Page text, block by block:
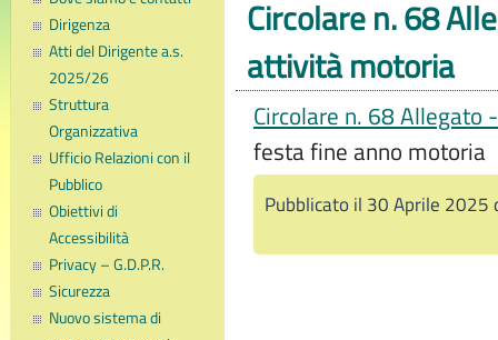
Dirigenza
Atti del Dirigente a.s.
2025/26
Struttura
Organizzativa
Ufficio Relazioni con il
Pubblico
Obiettivi di
Accessibilità
Privacy – G.D.P.R.
Sicurezza
Nuovo sistema di
Circolare n. 68
attività motoria
Circolare n. 68
festa fine anno motoria
Pubblicato il 30 Aprile 2025